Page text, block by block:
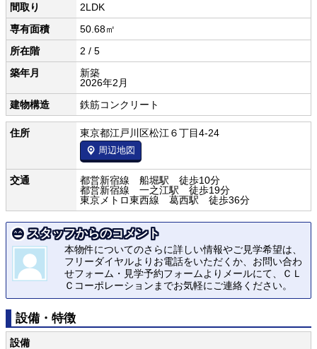
間取り
2LDK
専有面積
50.68㎡
所在階
2 / 5
築年月
新築
2026年2月
建物構造
鉄筋コンクリート
住所 東京都江戸川区松江６丁目4-24
周辺地図
交通
都営新宿線 船堀駅 徒歩10分
都営新宿線 一之江駅 徒歩19分
東京メトロ東西線 葛西駅 徒歩36分
スタッフからのコメント
本物件についてのさらに詳しい情報やご見学希望は、
フリーダイヤルよりお電話をいただくか、お問い合わ
せフォーム・見学予約フォームよりメールにて、ＣＬ
Ｃコーポレーションまでお気軽にご連絡ください。
設備・特徴
設備